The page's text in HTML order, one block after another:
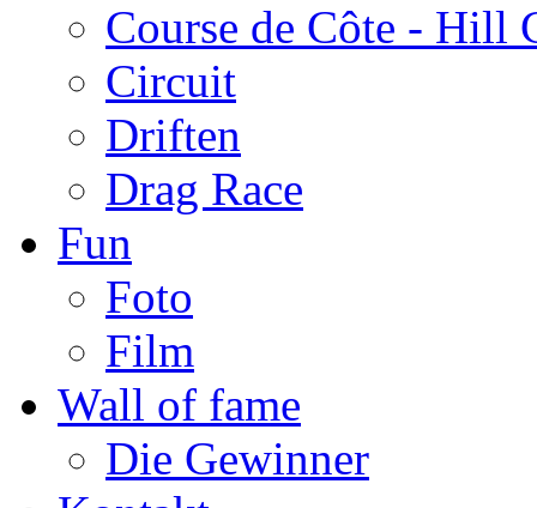
Course de Côte - Hill
Circuit
Driften
Drag Race
Fun
Foto
Film
Wall of fame
Die Gewinner